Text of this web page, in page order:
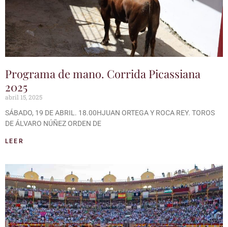
Programa de mano. Corrida Picassiana
2025
abril 15, 2025
SÁBADO, 19 DE ABRIL. 18.00HJUAN ORTEGA Y ROCA REY. TOROS
DE ÁLVARO NÚÑEZ ORDEN DE
LEER